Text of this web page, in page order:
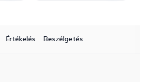
Értékelés Beszélgetés